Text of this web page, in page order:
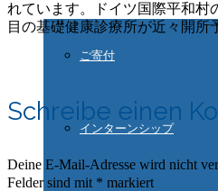
ご寄付
インターンシップ
れています。ドイツ国際平和村
目の基礎健康診療所が近々開所
Schreibe einen
Deine E-Mail-Adresse wird nicht
Felder sind mit * markiert